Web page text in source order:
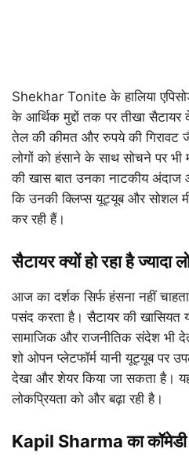
Shekhar Tonite के हालिया
के आर्थिक मुद्दों तक पर तीखा
तेल की कीमत और रुपये की गिरावट
लोगों को हंसाने के साथ सोचने पर
की खास बात उनका नाटकीय अंदाज
कि उनकी क्लिप्स यूट्यूब और सोशल
कर रही हैं।
सैटायर क्यों हो रहा है ज्यादा
आज का दर्शक सिर्फ हंसना नहीं
पसंद करता है। सैटायर की खासियत
सामाजिक और राजनीतिक संदेश
शो ओपन प्लेटफॉर्म यानी यूट्यूब पर
देखा और शेयर किया जा सकता है।
लोकप्रियता को और बढ़ा रही है।
Kapil Sharma का कॉमेडी